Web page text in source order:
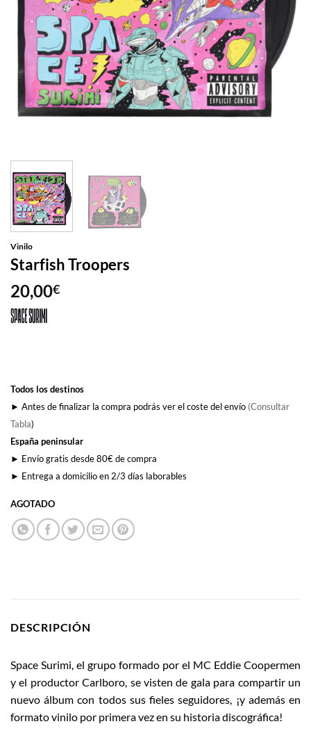
Vinilo
Starfish Troopers
20,00€
Todos los destinos
► Antes de finalizar la compra podrás ver el coste del envío (Consultar
Tabla)
España peninsular
► Envío gratis desde 80€ de compra
► Entrega a domicilio en 2/3 días laborables
AGOTADO
DESCRIPCIÓN
Space Surimi, el grupo formado por el MC Eddie Coopermen
y el productor Carlboro, se visten de gala para compartir un
nuevo álbum con todos sus fieles seguidores, ¡y además en
formato vinilo por primera vez en su historia discográfica!